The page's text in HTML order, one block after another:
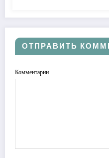
ОТПРАВИТЬ
Комментарии